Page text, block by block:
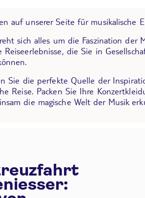
auf unserer Seite für musikalische
sich alles um die Faszination der
Reiseerlebnisse, die Sie in
Sie die perfekte Quelle der
Reise. Packen Sie Ihre
die magische Welt der Musik